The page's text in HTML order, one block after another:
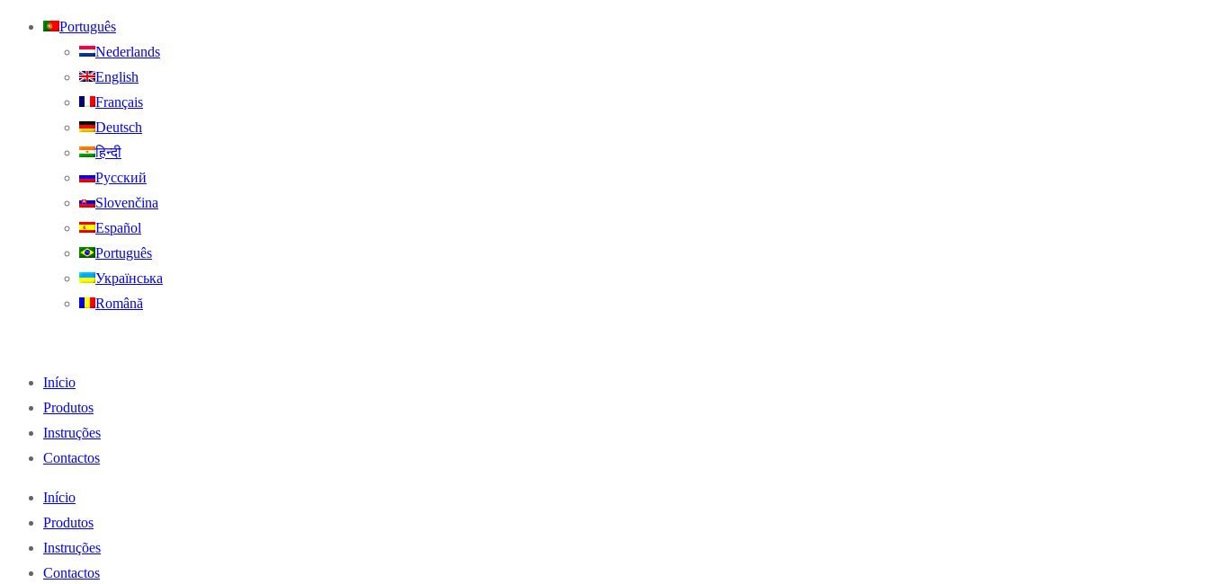
Português
Nederlands
English
Français
Deutsch
हिन्दी
Русский
Slovenčina
Español
Português
Українська
Română
Início
Produtos
Instruções
Contactos
Início
Produtos
Instruções
Contactos